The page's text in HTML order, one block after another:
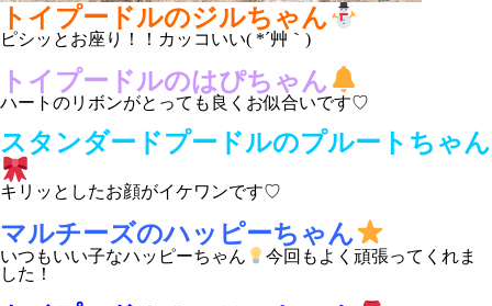
トイプードルのジルちゃん
ピシッとお座り！！カッコいい( *´艸｀)
トイプードルのはぴちゃん
ハートのリボンがとっても良くお似合いです♡
スタンダードプードルのプルートちゃん
キリッとしたお顔がイケワンです♡
マルチーズのハッピーちゃん
いつもいい子なハッピーちゃん
今回もよく頑張ってくれま
した！